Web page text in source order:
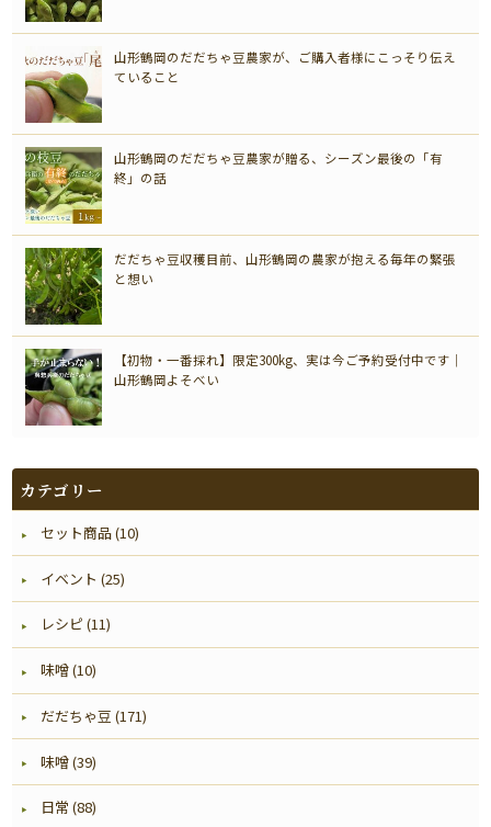
山形鶴岡のだだちゃ豆農家が、ご購入者様にこっそり伝え
ていること
山形鶴岡のだだちゃ豆農家が贈る、シーズン最後の「有
終」の話
だだちゃ豆収穫目前、山形鶴岡の農家が抱える毎年の緊張
と想い
【初物・一番採れ】限定300kg、実は今ご予約受付中です｜
山形鶴岡よそべい
カテゴリー
セット商品 (10)
イベント (25)
レシピ (11)
味噌 (10)
だだちゃ豆 (171)
味噌 (39)
日常 (88)